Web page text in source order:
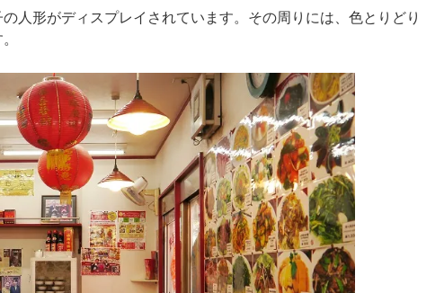
人形がディスプレイされています。その周りには、色とりどり